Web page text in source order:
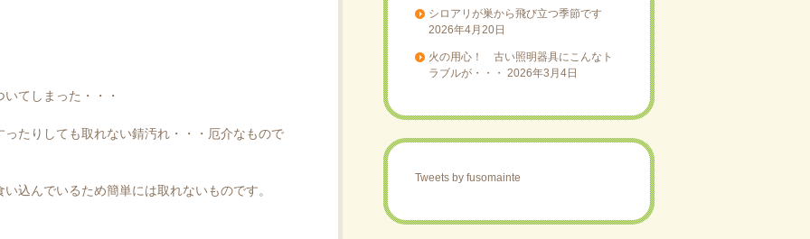
てしまった・・・
たりしても取れない錆汚れ・・・厄介なもので
込んでいるため簡単には取れないものです。
シロアリが巣から飛び立つ季節です
2026年4月20日
火の用心！ 古い照明器具にこんなト
ラブルが・・・
2026年3月4日
Tweets by fusomainte